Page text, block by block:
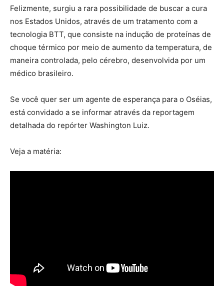
Felizmente, surgiu a rara possibilidade de buscar a cura
nos Estados Unidos, através de um tratamento com a
tecnologia BTT, que consiste na indução de proteínas de
choque térmico por meio de aumento da temperatura, de
maneira controlada, pelo cérebro, desenvolvida por um
médico brasileiro.
Se você quer ser um agente de esperança para o Oséias,
está convidado a se informar através da reportagem
detalhada do repórter Washington Luiz.
Veja a matéria: